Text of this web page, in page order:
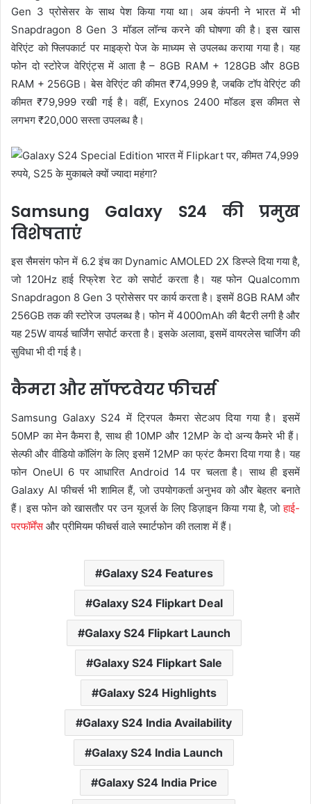
Gen 3 प्रोसेसर के साथ पेश किया गया था। अब कंपनी ने भारत में भी
Snapdragon 8 Gen 3 मॉडल लॉन्च करने की घोषणा की है। इस खास
वेरिएंट को फ्लिपकार्ट पर माइक्रो पेज के माध्यम से उपलब्ध कराया गया है। यह
फोन दो स्टोरेज वेरिएंट्स में आता है – 8GB RAM + 128GB और 8GB
RAM + 256GB। बेस वेरिएंट की कीमत ₹74,999 है, जबकि टॉप वेरिएंट की
कीमत ₹79,999 रखी गई है। वहीं, Exynos 2400 मॉडल इस कीमत से
लगभग ₹20,000 सस्ता उपलब्ध है।
Samsung Galaxy S24 की प्रमुख
विशेषताएं
इस सैमसंग फोन में 6.2 इंच का Dynamic AMOLED 2X डिस्प्ले दिया गया है,
जो 120Hz हाई रिफ्रेश रेट को सपोर्ट करता है। यह फोन Qualcomm
Snapdragon 8 Gen 3 प्रोसेसर पर कार्य करता है। इसमें 8GB RAM और
256GB तक की स्टोरेज उपलब्ध है। फोन में 4000mAh की बैटरी लगी है और
यह 25W वायर्ड चार्जिंग सपोर्ट करता है। इसके अलावा, इसमें वायरलेस चार्जिंग की
सुविधा भी दी गई है।
कैमरा और सॉफ्टवेयर फीचर्स
Samsung Galaxy S24 में ट्रिपल कैमरा सेटअप दिया गया है। इसमें
50MP का मेन कैमरा है, साथ ही 10MP और 12MP के दो अन्य कैमरे भी हैं।
सेल्फी और वीडियो कॉलिंग के लिए इसमें 12MP का फ्रंट कैमरा दिया गया है। यह
फोन OneUI 6 पर आधारित Android 14 पर चलता है। साथ ही इसमें
Galaxy AI फीचर्स भी शामिल हैं, जो उपयोगकर्ता अनुभव को और बेहतर बनाते
हैं। इस फोन को खासतौर पर उन यूजर्स के लिए डिज़ाइन किया गया है, जोहाई-
परफॉर्मेंसऔर प्रीमियम फीचर्स वाले स्मार्टफोन की तलाश में हैं।
Galaxy S24 Features
Galaxy S24 Flipkart Deal
Galaxy S24 Flipkart Launch
Galaxy S24 Flipkart Sale
Galaxy S24 Highlights
Galaxy S24 India Availability
Galaxy S24 India Launch
Galaxy S24 India Price